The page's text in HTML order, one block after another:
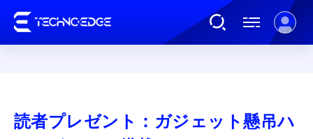
読者プレゼント：ガジェット懸吊ハ